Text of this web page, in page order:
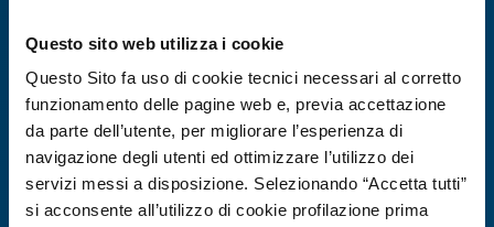
Questo sito web utilizza i cookie
Questo Sito fa uso di cookie tecnici necessari al corretto
funzionamento delle pagine web e, previa accettazione
da parte dell’utente, per migliorare l’esperienza di
navigazione degli utenti ed ottimizzare l’utilizzo dei
servizi messi a disposizione. Selezionando “Accetta tutti”
si acconsente all’utilizzo di cookie profilazione prima
Expires on31 ottobre 2026